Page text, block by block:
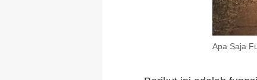
Apa Saja